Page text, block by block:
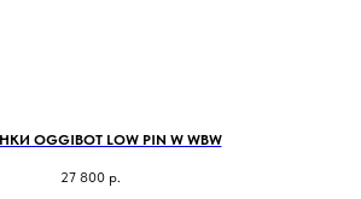
OGGIBOT LOW PIN W WBW
27 800 р.